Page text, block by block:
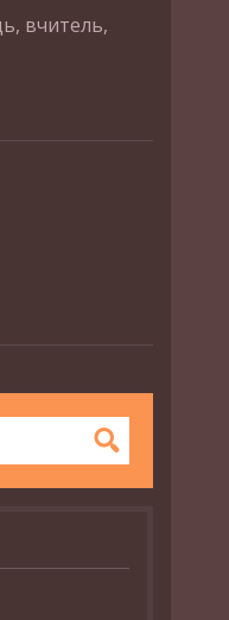
вчитель,